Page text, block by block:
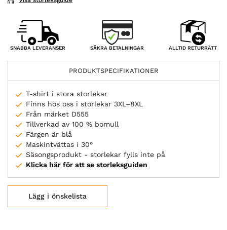
SNABBA LEVERANSER SÄKRA BETALNINGAR ALLTID RETURRÄTT
PRODUKTSPECIFIKATIONER
T-shirt i stora storlekar
Finns hos oss i storlekar 3XL–8XL
Från märket D555
Tillverkad av 100 % bomull
Färgen är blå
Maskintvättas i 30°
Säsongsprodukt - storlekar fylls inte på
Klicka här för att se storleksguiden
Lägg i önskelista